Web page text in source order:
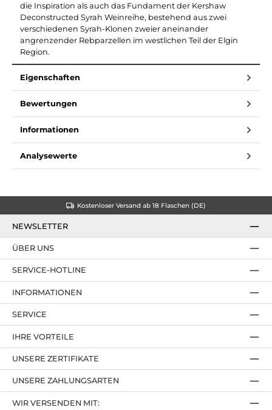
die Inspiration als auch das Fundament der Kershaw
Deconstructed Syrah Weinreihe, bestehend aus zwei
verschiedenen Syrah-Klonen zweier aneinander
angrenzender Rebparzellen im westlichen Teil der Elgin
Region.
Eigenschaften
Bewertungen
Informationen
Analysewerte
Kostenloser Versand ab 18 Flaschen (DE)
NEWSLETTER
SERVICE-HOTLINE
IHRE VORTEILE
UNSERE ZAHLUNGSARTEN
ÜBER UNS
UNSERE ZERTIFIKATE
INFORMATIONEN
SERVICE
WIR VERSENDEN MIT: